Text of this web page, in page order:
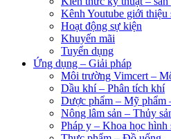
Kênh Youtube giới thiệu
Hoạt động sự kiện
Khuyến mãi
Tuyển dụng
Ứng dụng – Giải pháp
Môi trường Vimcert –
Dầu khí – Phân tích khí
Dược phẩm – Mỹ phẩm
Nông lâm sản – Thủy
Pháp y – Khoa học hình